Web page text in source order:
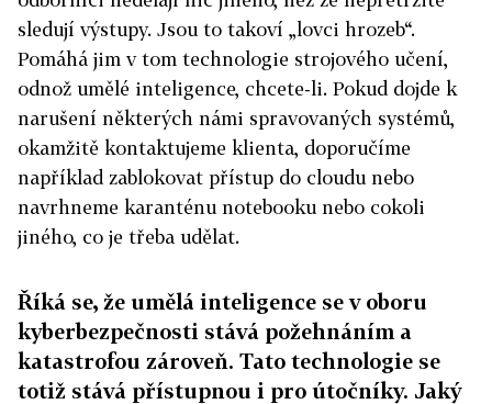
sledují výstupy. Jsou to takoví „lovci hrozeb“.
Pomáhá jim v tom technologie strojového učení,
odnož umělé inteligence, chcete-li. Pokud dojde k
narušení některých námi spravovaných systémů,
okamžitě kontaktujeme klienta, doporučíme
například zablokovat přístup do cloudu nebo
navrhneme karanténu notebooku nebo cokoli
jiného, co je třeba udělat.
Říká se, že umělá inteligence se v oboru
kyberbezpečnosti stává požehnáním a
katastrofou zároveň. Tato technologie se
totiž stává přístupnou i pro útočníky. Jaký